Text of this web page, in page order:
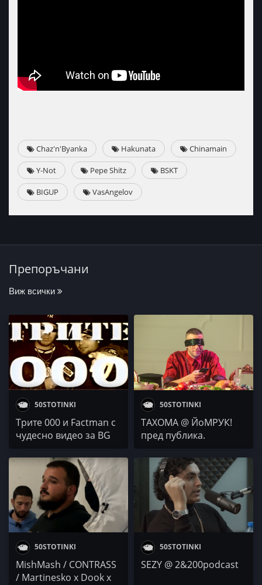
Chaz'n'Byanka Hakunata Chinamain
Y-Not Pepe Shitz BSKT
BIGUP VasAngelov
Препоръчани
Виж всички
50STOTINKI
Трите 000 и Factman с
чудесно видео за BG
Stars
50STOTINKI
ТАХОМА @ ЙоМРУК!
пред публика.
50STOTINKI
MishMash / CONTRASS
/ Martinesko x Dook x
50STOTINKI
SEZY @ 2&200podcast